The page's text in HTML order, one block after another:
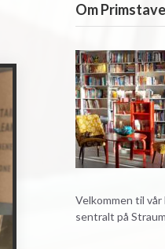
Om
Velkommen til
sentralt på